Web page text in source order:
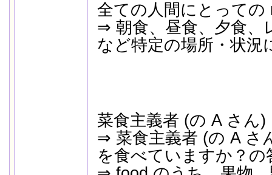
全ての人間にとっての
⇒ 朝食、昼食、夕食、
など特定の場所・状況
菜食主義者 (の A さん
⇒ 菜食主義者 (の A さ
を食べていますか？の